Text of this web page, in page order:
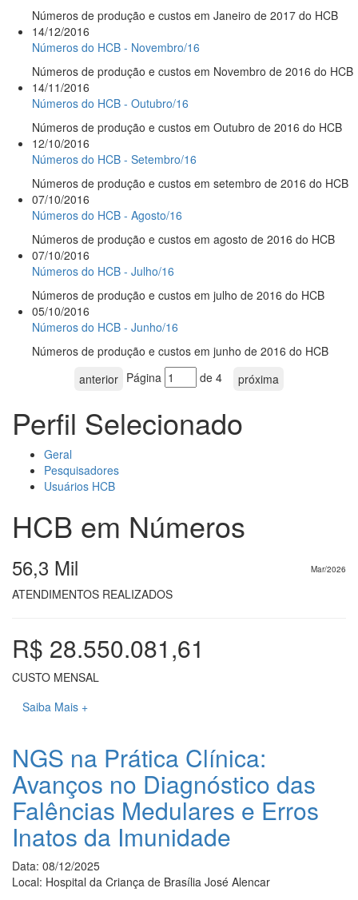
Números de produção e custos em Janeiro de 2017 do HCB
14/12/2016
Números do HCB - Novembro/16
Números de produção e custos em Novembro de 2016 do HCB
14/11/2016
Números do HCB - Outubro/16
Números de produção e custos em Outubro de 2016 do HCB
12/10/2016
Números do HCB - Setembro/16
Números de produção e custos em setembro de 2016 do HCB
07/10/2016
Números do HCB - Agosto/16
Números de produção e custos em agosto de 2016 do HCB
07/10/2016
Números do HCB - Julho/16
Números de produção e custos em julho de 2016 do HCB
05/10/2016
Números do HCB - Junho/16
Números de produção e custos em junho de 2016 do HCB
anterior Página de 4 próxima
Perfil Selecionado
Geral
Pesquisadores
Usuários HCB
HCB em Números
Mar/2026
56,3 Mil
ATENDIMENTOS REALIZADOS
R$ 28.550.081,61
CUSTO MENSAL
Saiba Mais +
NGS na Prática Clínica:
Avanços no Diagnóstico das
Falências Medulares e Erros
Inatos da Imunidade
Data: 08/12/2025
Local: Hospital da Criança de Brasília José Alencar